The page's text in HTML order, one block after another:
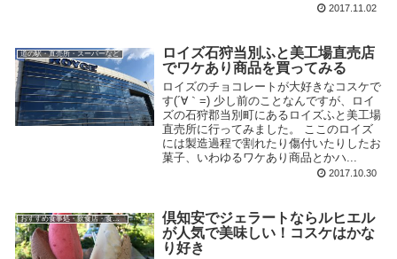
2017.11.02
道の駅・直売所・スーパーなど
ロイズ石狩当別ふと美工場直売店
でワケあり商品を買ってみる
ロイズのチョコレートが大好きなコスケで
す(´∀｀=) 少し前のことなんですが、ロイ
ズの石狩郡当別町にあるロイズふと美工場
直売所に行ってみました。 ここのロイズ
には製造過程で割れたり傷付いたりしたお
菓子、いわゆるワケあり商品とかハ...
2017.10.30
おすすめ食事処・飲食店・食べ物
倶知安でジェラートならルヒエル
が人気で美味しい！コスケはかな
り好き